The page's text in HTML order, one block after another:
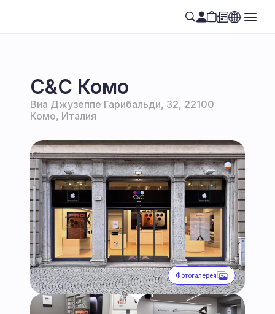
C&C Комо
Виа Джузеппе Гарибальди, 32, 22100
Комо, Италия
Фотогалерея